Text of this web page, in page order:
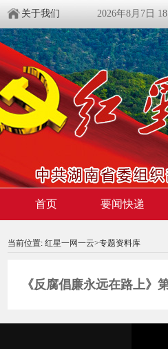
关于我们 2026年8月7日
首页 要闻快递
当前位置: 红星一网一云>专题资料库
《反腐倡廉永远在路上》
00:00:00 / 00:00